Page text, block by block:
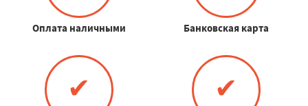
Оплата наличными Банковская карта
✔ ✔